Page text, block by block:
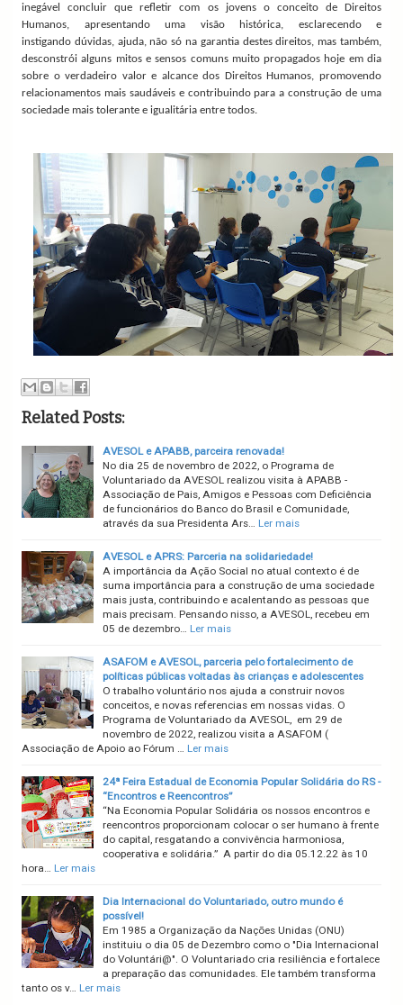
inegável concluir que refletir com os jovens o conceito de Direitos
Humanos, apresentando uma visão histórica, esclarecendo e
instigando dúvidas, ajuda, não só na garantia destes direitos, mas também,
desconstrói alguns mitos e sensos comuns muito propagados hoje em dia
sobre o verdadeiro valor e alcance dos Direitos Humanos, promovendo
relacionamentos mais saudáveis e contribuindo para a construção de uma
sociedade mais tolerante e igualitária entre todos.
Related Posts:
AVESOL e APABB, parceira renovada!
No dia 25 de novembro de 2022, o Programa de
Voluntariado da AVESOL realizou visita à APABB -
Associação de Pais, Amigos e Pessoas com Deficiência
de funcionários do Banco do Brasil e Comunidade,
através da sua Presidenta Ars… Ler mais
AVESOL e APRS: Parceria na solidariedade!
A importância da Ação Social no atual contexto é de
suma importância para a construção de uma sociedade
mais justa, contribuindo e acalentando as pessoas que
mais precisam. Pensando nisso, a AVESOL, recebeu em
05 de dezembro… Ler mais
ASAFOM e AVESOL, parceria pelo fortalecimento de
políticas públicas voltadas às crianças e adolescentes
O trabalho voluntário nos ajuda a construir novos
conceitos, e novas referencias em nossas vidas. O
Programa de Voluntariado da AVESOL, em 29 de
novembro de 2022, realizou visita a ASAFOM (
Associação de Apoio ao Fórum … Ler mais
24ª Feira Estadual de Economia Popular Solidária do RS -
“Encontros e Reencontros”
“Na Economia Popular Solidária os nossos encontros e
reencontros proporcionam colocar o ser humano à frente
do capital, resgatando a convivência harmoniosa,
cooperativa e solidária.” A partir do dia 05.12.22 às 10
hora… Ler mais
Dia Internacional do Voluntariado, outro mundo é
possível!
Em 1985 a Organização da Nações Unidas (ONU)
instituiu o dia 05 de Dezembro como o "Dia Internacional
do Voluntári@". O Voluntariado cria resiliência e fortalece
a preparação das comunidades. Ele também transforma
tanto os v… Ler mais